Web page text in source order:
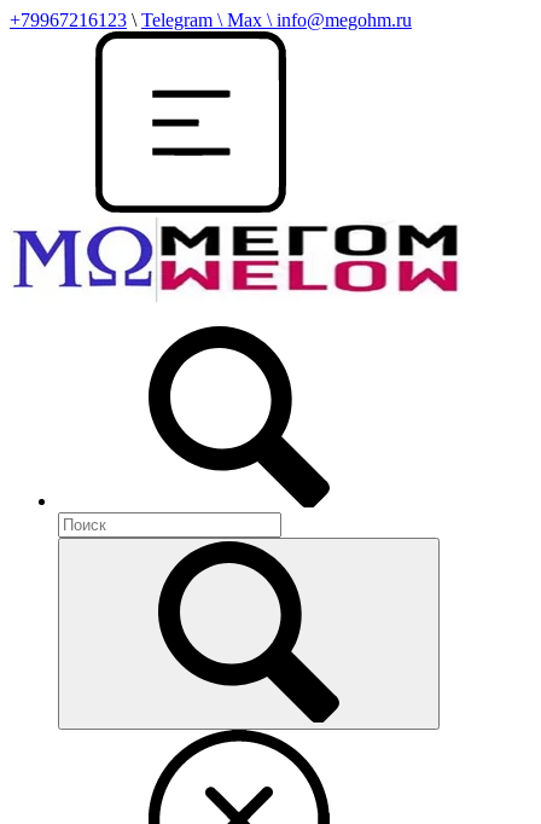
+79967216123 \ Telegram \ Max \ info@megohm.ru